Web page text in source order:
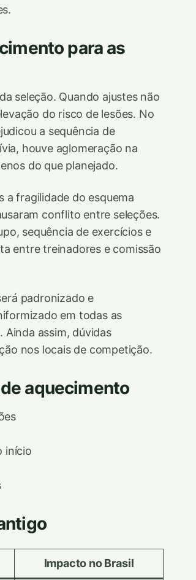
para as
seleção. Quando ajustes não
do risco de lesões. No
a sequência de
houve aglomeração na
do que planejado.
a fragilidade do esquema
conflito entre seleções.
sequência de exercícios e
entre treinadores e comissão
padronizado e
em todas as
assim, dúvidas
nos locais de competição.
aquecimento
início
Impacto no Brasil